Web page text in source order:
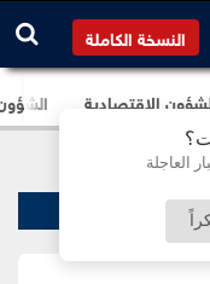
العاجلة
النسخة الكاملة
الإقتصادية